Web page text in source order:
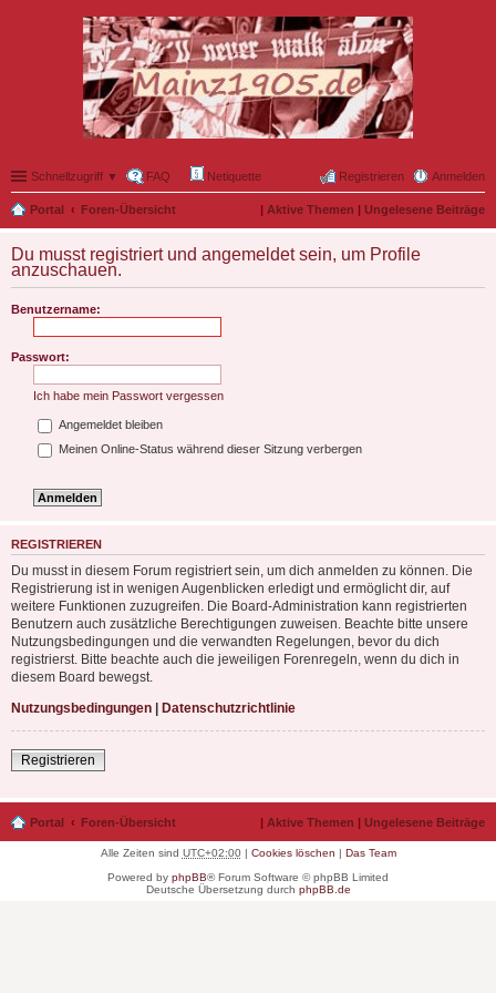
Schnellzugriff ▼ FAQ Netiquette Anmelden
Registrieren
Portal Foren-Übersicht | Aktive Themen | Ungelesene Beiträge
Du musst registriert und angemeldet sein, um Profile
anzuschauen.
Benutzername:
Passwort:
Ich habe mein Passwort vergessen
Angemeldet bleiben
Meinen Online-Status während dieser Sitzung verbergen
REGISTRIEREN
Du musst in diesem Forum registriert sein, um dich anmelden zu können. Die
Registrierung ist in wenigen Augenblicken erledigt und ermöglicht dir, auf
weitere Funktionen zuzugreifen. Die Board-Administration kann registrierten
Benutzern auch zusätzliche Berechtigungen zuweisen. Beachte bitte unsere
Nutzungsbedingungen und die verwandten Regelungen, bevor du dich
registrierst. Bitte beachte auch die jeweiligen Forenregeln, wenn du dich in
diesem Board bewegst.
Nutzungsbedingungen | Datenschutzrichtlinie
Registrieren
Portal Foren-Übersicht | Aktive Themen | Ungelesene Beiträge
Alle Zeiten sind UTC+02:00| Cookies löschen | Das Team
Powered by phpBB® Forum Software © phpBB Limited
Deutsche Übersetzung durch phpBB.de